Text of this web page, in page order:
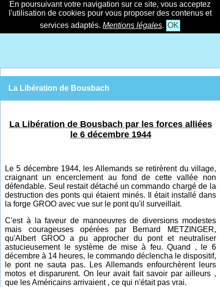
En poursuivant votre navigation sur ce site, vous acceptez
l'utilisation de cookies pour vous proposer des contenus et
services adaptés. Mentions légales. OK
La Libération de Bousbach
La Libération de Bousbach par les forces alliées
le 6 décembre 1944
Le 5 décembre 1944, les Allemands se retirèrent du village,
craignant un encerclement au fond de cette vallée non
défendable. Seul restait détaché un commando chargé de la
destruction des ponts qui étaient minés. Il était installé dans
la forge GROO avec vue sur le pont qu'il surveillait.
C'est à la faveur de manoeuvres de diversions modestes
mais courageuses opérées par Bernard METZINGER,
qu'Albert GROO a pu approcher du pont et neutraliser
astucieusement le système de mise à feu. Quand , le 6
décembre à 14 heures, le commando déclencha le dispositif,
le pont ne sauta pas. Les Allemands enfourchèrent leurs
motos et disparurent. On leur avait fait savoir par ailleurs ,
que les Américains arrivaient , ce qui n'était pas vrai.